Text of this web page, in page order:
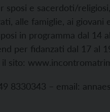
e sacerdoti/
alle famiglie, ai giovani
in programma dal 14
per fidanzati dal 17 al
sito:
8330343 – email: